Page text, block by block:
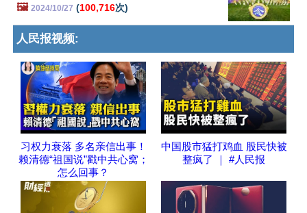
🖼️ 2024/10/27 (100,716次)
人民报视频:
习权力衰落 多名亲信出事！
赖清德“祖国说”戳中共心窝；
怎么回事？
中国股市猛打鸡血 股民快被
整疯了 ｜ #人民报